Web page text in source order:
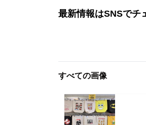
最新情報はSNSでチ
すべての画像